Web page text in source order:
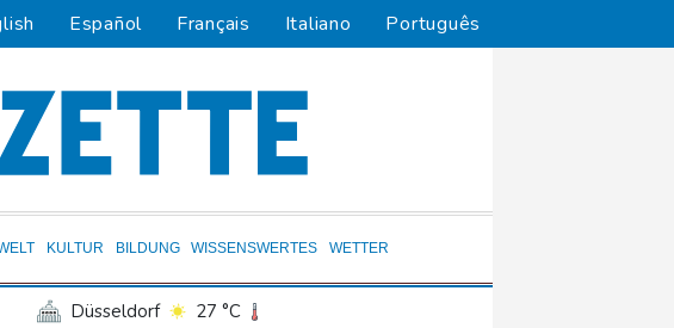
Español Français Italiano Português
KULTUR BILDUNG WISSENSWERTES WETTER
Düsseldorf
27 °C